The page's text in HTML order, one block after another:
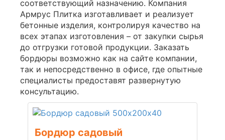
соответствующий назначению. Компания
Армрус Плитка изготавливает и реализует
бетонные изделия, контролируя качество на
всех этапах изготовления – от закупки сырья
до отгрузки готовой продукции. Заказать
бордюры возможно как на сайте компании,
так и непосредственно в офисе, где опытные
специалисты предоставят развернутую
консультацию.
Бордюр садовый